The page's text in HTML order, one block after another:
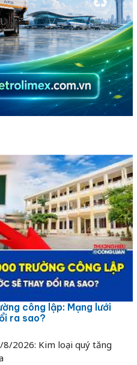
công lập: Mạng lưới
ra sao?
8/2026: Kim loại quý tăng